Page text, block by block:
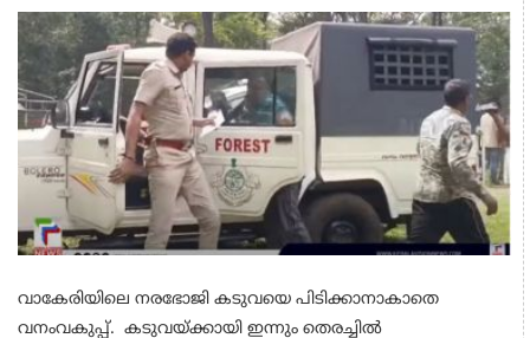
വാകേരിയിലെ നരഭോജി കടുവയെ പിടിക്കാനാകാതെ
വനംവകുപ്പ്. കടുവയ്ക്കായി ഇന്നും തെരച്ചില്‍